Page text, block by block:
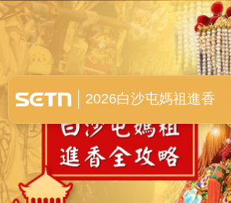
白沙屯媽祖進香全紀
2026白沙屯媽祖進香